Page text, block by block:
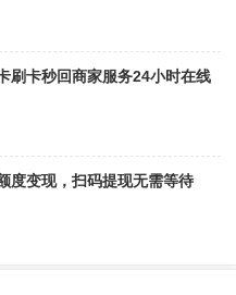
刷卡秒回商家服务24小时在线
度变现，扫码提现无需等待